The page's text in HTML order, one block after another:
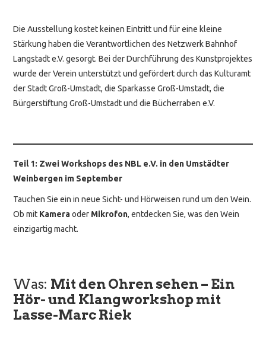
Die Ausstellung kostet keinen Eintritt und für eine kleine
Stärkung haben die Verantwortlichen des Netzwerk Bahnhof
Langstadt e.V. gesorgt. Bei der Durchführung des Kunstprojektes
wurde der Verein unterstützt und gefördert durch das Kulturamt
der Stadt Groß-Umstadt, die Sparkasse Groß-Umstadt, die
Bürgerstiftung Groß-Umstadt und die Bücherraben e.V.
Teil 1: Zwei Workshops des NBL e.V. in den Umstädter
Weinbergen im September
Tauchen Sie ein in neue Sicht- und Hörweisen rund um den Wein.
Ob mit Kameraoder Mikrofon, entdecken Sie, was den Wein
einzigartig macht.
Was: Mit den Ohren sehen – Ein
Hör- und Klangworkshop mit
Lasse-Marc Riek